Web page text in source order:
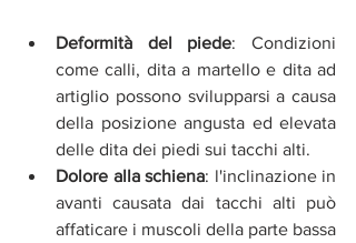
Deformità del piede: Condizioni
come calli, dita a martello e dita ad
artiglio possono svilupparsi a causa
della posizione angusta ed elevata
delle dita dei piedi sui tacchi alti.
Dolore alla schiena: l'inclinazione in
avanti causata dai tacchi alti può
affaticare i muscoli della parte bassa